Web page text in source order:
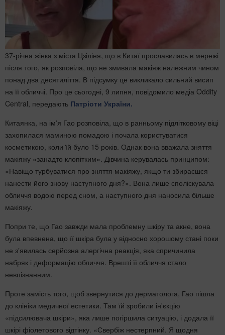
37-річна жінка з міста Цзіліня, що в Китаї прославилась в мережі
після того, як розповіла, що не змивала макіяж належним чином
понад два десятиліття. В підсумку це викликало сильний висип
на її обличчі. Про це сьогодні, 9 липня, повідомило медіа Oddity
Central, передають Патріоти України.
Китаянка, на імʼя Гао розповіла, що в ранньому підлітковому віці
захопилася маминою помадою і почала користуватися
косметикою, коли їй було 15 років. Однак вона вважала зняття
макіяжу «занадто клопітким». Дівчина керувалась принципом:
«Навіщо турбуватися про зняття макіяжу, якщо ти збираєшся
нанести його знову наступного дня?». Вона лише споліскувала
обличчя водою перед сном, а наступного дня наносила більше
макіяжу.
Попри те, що Гао завжди мала проблемну шкіру та акне, вона
була впевнена, що її шкіра була у відносно хорошому стані поки
не зʼявилась серйозна алергічна реакція, яка спричинила
набряк і деформацію обличчя. Врешті її обличчя стало
невпізнанним.
Проте замість того, щоб звернутися до дерматолога, Гао пішла
до клініки медичної естетики. Там їй зробили ін'єкцію
«підсилювача шкіри», яка лише погіршила ситуацію, і додала її
шкірі фіолетового відтінку. «Свербіж нестерпний. Я щодня